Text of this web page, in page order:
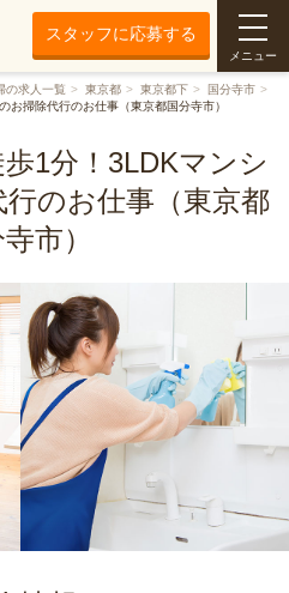
スタッフに応募する
メニュー
の求人一覧 東京都 東京都下
国分寺市
掃除代行のお仕事（東京都国分寺市）
1分！3LDKマンシ
のお仕事（東京都
市）